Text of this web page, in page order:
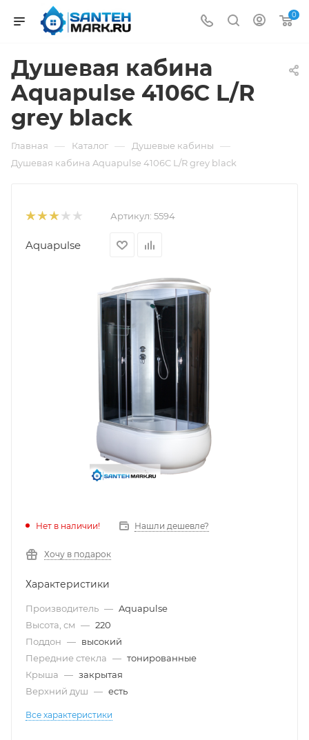
0
Душевая кабина
Aquapulse 4106C L/R
grey black
Главная — Каталог — Душевые кабины —
Душевая кабина Aquapulse 4106C L/R grey black
Артикул: 5594
Aquapulse
Нет в наличии! Нашли дешевле?
Хочу в подарок
Характеристики
Производитель — Aquapulse
Высота, см — 220
Поддон — высокий
Передние стекла — тонированные
Крыша — закрытая
Верхний душ — есть
Все характеристики